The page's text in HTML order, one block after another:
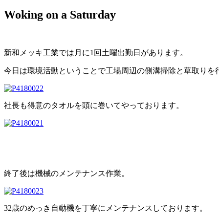
Woking on a Saturday
新和メッキ工業では月に1回土曜出勤日があります。
今日は環境活動ということで工場周辺の側溝掃除と草取りを
社長も得意のタオルを頭に巻いてやっております。
終了後は機械のメンテナンス作業。
32歳のめっき自動機を丁寧にメンテナンスしております。